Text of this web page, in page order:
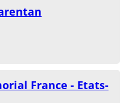
France - Etats-